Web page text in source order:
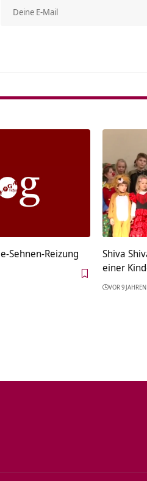
Sehnen-Reizung
Shiva
einer
VOR 9 JAHREN